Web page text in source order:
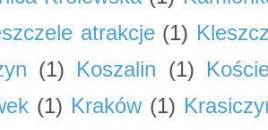
atrakcje (1)
(1) Koszalin (1)
(1) Kraków (1)